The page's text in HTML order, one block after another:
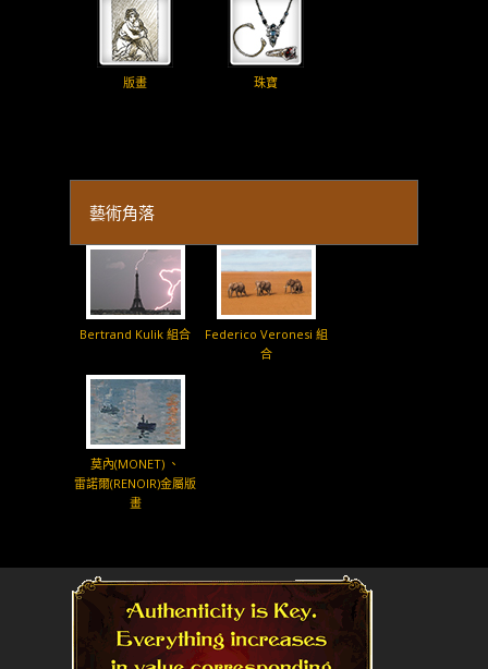
版畫 珠寶
藝術角落
Bertrand Kulik 組合
Federico Veronesi 組
合
莫內(MONET) 、
雷諾爾(RENOIR)金屬版
畫